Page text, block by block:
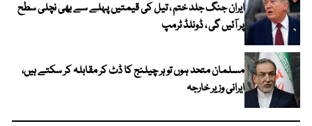
ایران جنگ جلد ختم ، تیل کی قیمتیں پہلے سے بھی نچلی سطح
پر آئیں گی ، ڈونلڈ ٹرمپ
مسلمان متحد ہوں تو ہر چیلنج کا ڈٹ کر مقابلہ کر سکتے ہیں،
ایرانی وزیر خارجہ